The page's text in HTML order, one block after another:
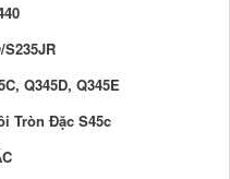
Q345D, Q345E
Tròn Đặc S45c